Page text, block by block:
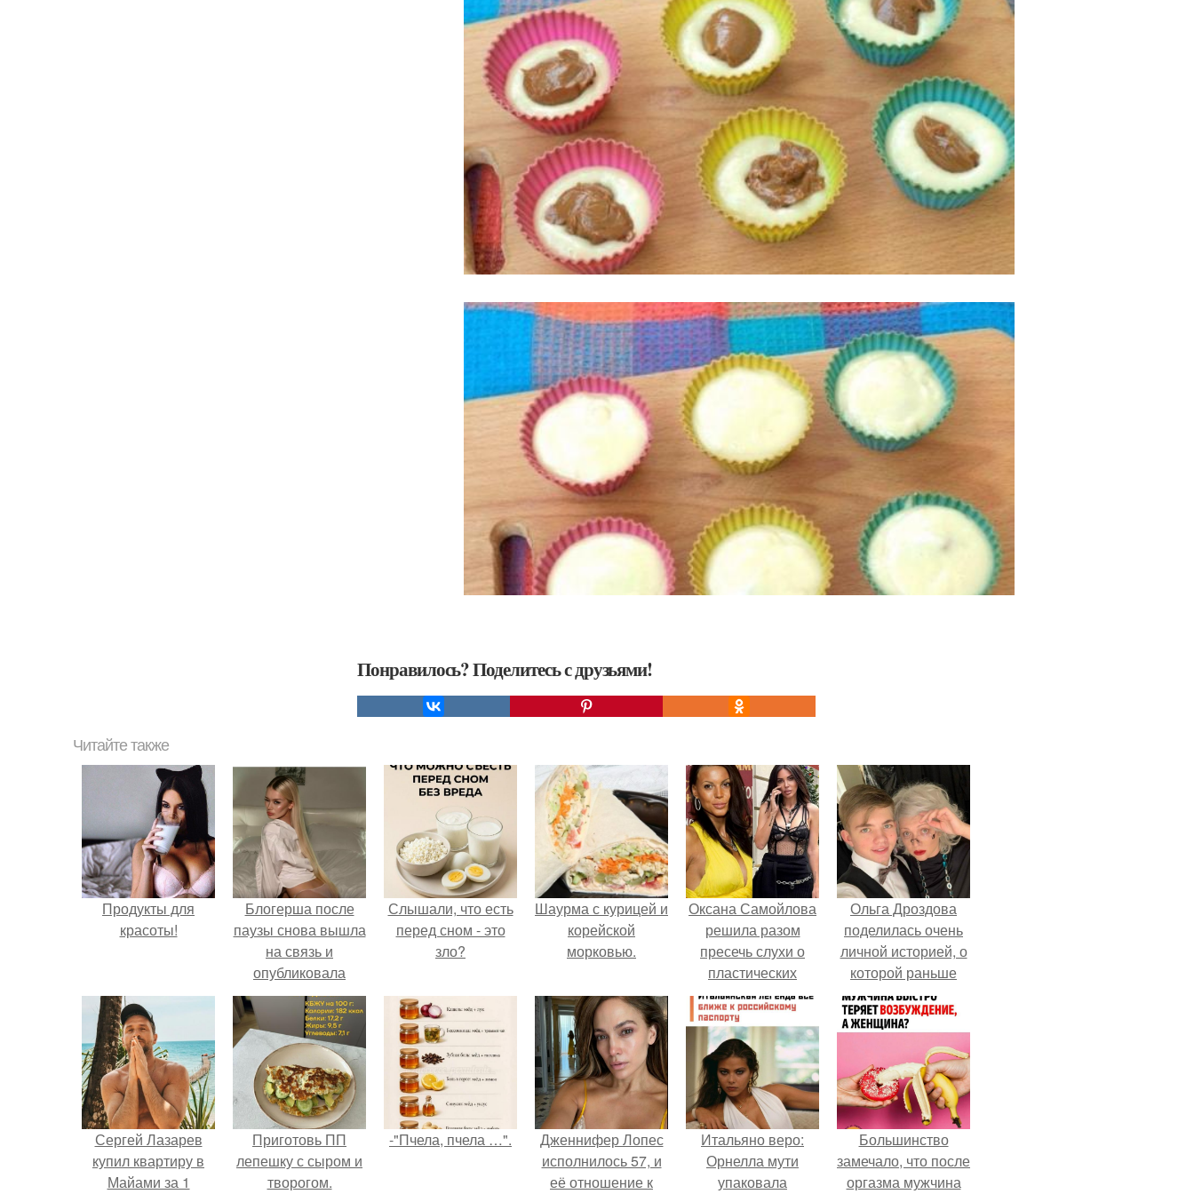
Понравилось? Поделитесь с друзьями!
Читайте также
Продукты для
красоты!
Блогерша после
паузы снова вышла
на связь и
опубликовала
свежую серию
кадров из спальни.
Слышали, что есть
перед сном - это
зло?
Шаурма с курицей и
корейской
морковью.
Оксана Самойлова
решила разом
пресечь слухи о
пластических
операциях и
публично
прояснила
ситуацию.
Ольга Дроздова
поделилась очень
личной историей, о
которой раньше
почти не говорила.
Сергей Лазарев
купил квартиру в
Майами за 1
Приготовь ПП
лепешку с сыром и
творогом.
-"Пчела, пчела …".
Дженнифер Лопес
исполнилось 57, и
её отношение к
Итальяно веро:
Орнелла мути
упаковала
Большинство
замечало, что после
оргазма мужчина